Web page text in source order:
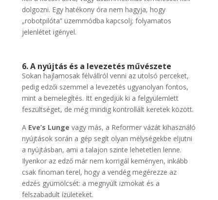
dolgozni. Egy hatékony óra nem hagyja, hogy
„robotpilóta” üzemmódba kapcsolj; folyamatos
jelenlétet igényel.
6. A nyújtás és a levezetés művészete
Sokan hajlamosak félvállról venni az utolsó perceket,
pedig edzői szemmel a levezetés ugyanolyan fontos,
mint a bemelegítés. Itt engedjük ki a felgyülemlett
feszültséget, de még mindig kontrollált keretek között.
A Eve’s Lunge vagy más, a Reformer vázát kihasználó
nyújtások során a gép segít olyan mélységekbe eljutni
a nyújtásban, ami a talajon szinte lehetetlen lenne.
Ilyenkor az edző már nem korrigál keményen, inkább
csak finoman terel, hogy a vendég megérezze az
edzés gyümölcsét: a megnyúlt izmokat és a
felszabadult ízületeket.